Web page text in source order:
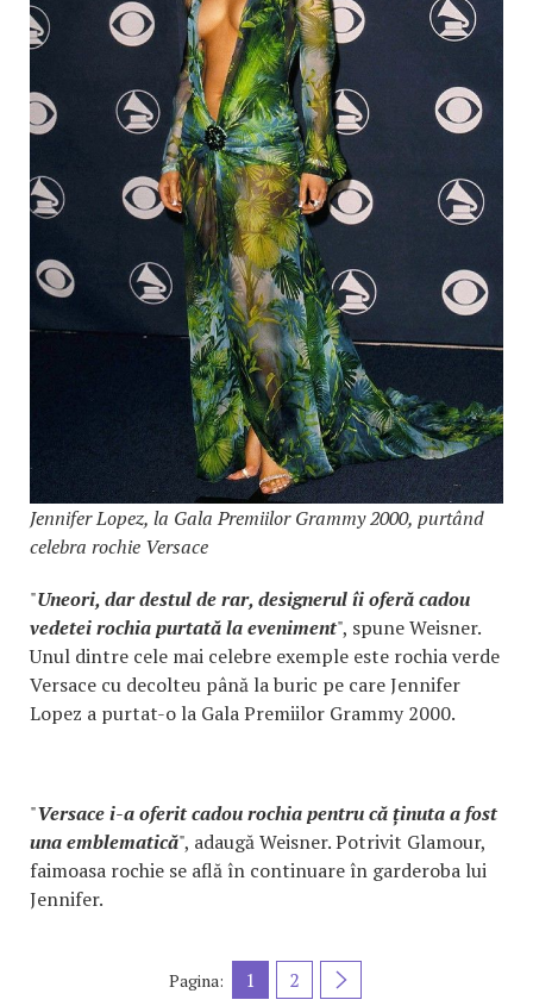
Jennifer Lopez, la Gala Premiilor Grammy 2000, purtând
celebra rochie Versace
"Uneori, dar destul de rar, designerul îi oferă cadou
vedetei rochia purtată la eveniment", spune Weisner.
Unul dintre cele mai celebre exemple este rochia verde
Versace cu decolteu până la buric pe care Jennifer
Lopez a purtat-o la Gala Premiilor Grammy 2000.
"Versace i-a oferit cadou rochia pentru că ținuta a fost
una emblematică", adaugă Weisner. Potrivit Glamour,
faimoasa rochie se află în continuare în garderoba lui
Jennifer.
Pagina: 1 2